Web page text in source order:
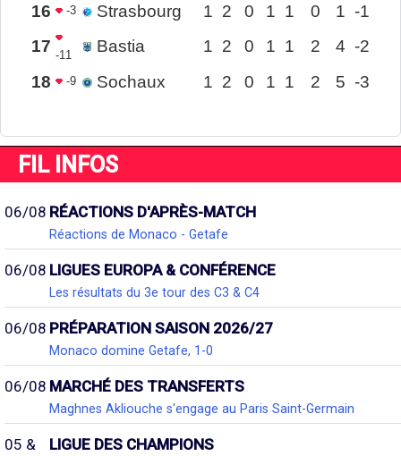
16
-3 Strasbourg 1 2 0 1 1 0 1 -1
17 -11 Bastia 1 2 0 1 1 2 4 -2
18
-9 Sochaux 1 2 0 1 1 2 5 -3
FIL INFOS
06/08 RÉACTIONS D'APRÈS-MATCH
Réactions de Monaco - Getafe
06/08 LIGUES EUROPA & CONFÉRENCE
Les résultats du 3e tour des C3 & C4
06/08 PRÉPARATION SAISON 2026/27
Monaco domine Getafe, 1-0
06/08 MARCHÉ DES TRANSFERTS
Maghnes Akliouche s'engage au Paris Saint-Germain
05 &
LIGUE DES CHAMPIONS